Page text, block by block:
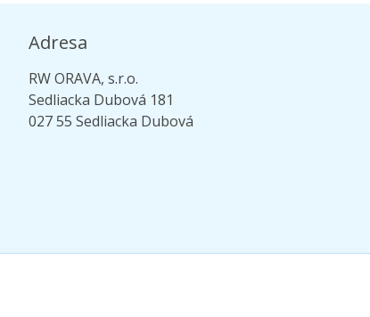
Adresa
RW ORAVA, s.r.o.
Sedliacka Dubová 181
027 55 Sedliacka Dubová